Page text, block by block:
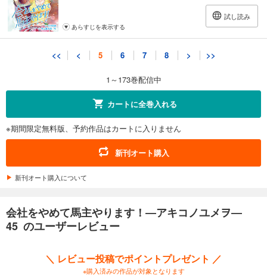
試し読み
あらすじを表示する
会社をやめて馬主やります！ ― アキコノユメヲ ― 51
あらすじを表示する
会社をやめて馬主やります！ ― アキコノユメヲ ― 52
円 (税込)
会社をやめて馬主やります！ ― アキコノユメヲ ― 53
<< < 5 6 7 8 > >>
1～173巻配信中
カートに全巻入れる
※期間限定無料版、予約作品はカートに入りません
新刊オート購入
新刊オート購入について
会社をやめて馬主やります！―アキコノユメヲ―
45 のユーザーレビュー
＼ レビュー投稿でポイントプレゼント ／
※購入済みの作品が対象となります